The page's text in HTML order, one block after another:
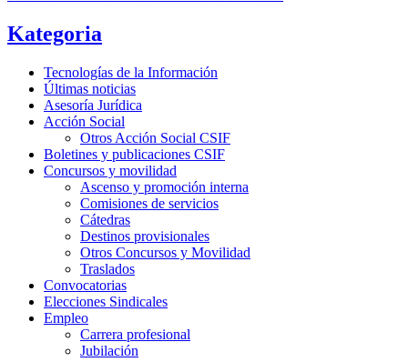
Kategoria
Tecnologías de la Información
Últimas noticias
Asesoría Jurídica
Acción Social
Otros Acción Social CSIF
Boletines y publicaciones CSIF
Concursos y movilidad
Ascenso y promoción interna
Comisiones de servicios
Cátedras
Destinos provisionales
Otros Concursos y Movilidad
Traslados
Convocatorias
Elecciones Sindicales
Empleo
Carrera profesional
Jubilación